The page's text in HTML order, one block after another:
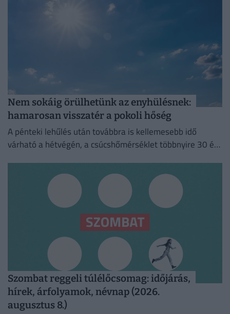
Nem sokáig örülhetünk az enyhülésnek:
hamarosan visszatér a pokoli hőség
A pénteki lehűlés után továbbra is kellemesebb idő
várható a hétvégén, a csúcshőmérséklet többnyire 30 és
Szombat reggeli túlélőcsomag: időjárás,
hírek, árfolyamok, névnap (2026.
augusztus 8.)